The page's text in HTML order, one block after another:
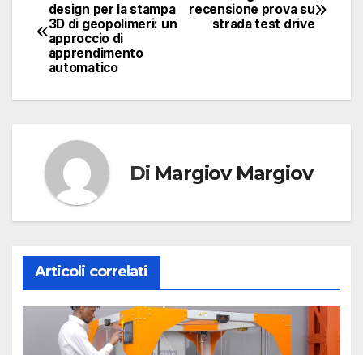
articoli
recensione prova su
strada test drive
design per la stampa
3D di geopolimeri: un
approccio di
apprendimento
automatico
Di Margiov Margiov
Articoli correlati